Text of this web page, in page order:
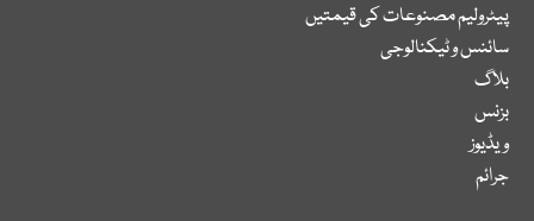
پیٹرولیم مصنوعات کی قیمتیں
سائنس و ٹیکنالوجی
بلاگ
بزنس
ویڈیوز
جرائم